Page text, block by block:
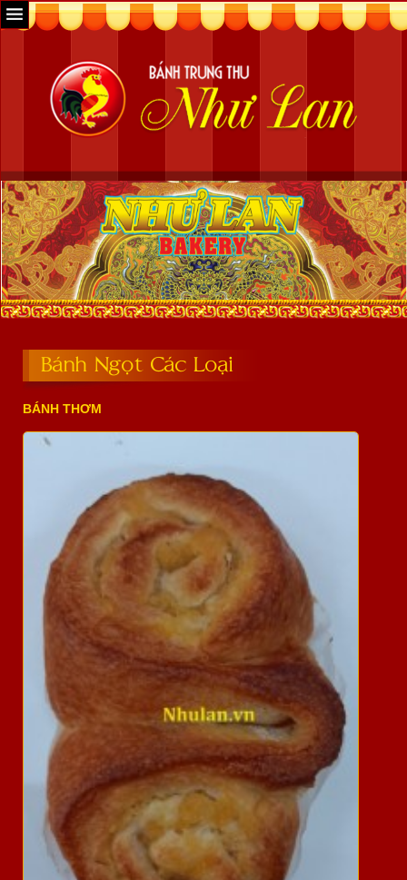
Bánh Ngọt Các Loại
BÁNH THƠM